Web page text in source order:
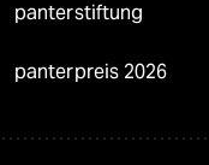
panterstiftung
panterpreis 2026